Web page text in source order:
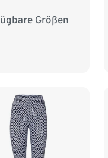
Größen
M 40/42